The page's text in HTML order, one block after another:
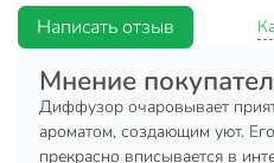
Объем, мл
Бренд
Страна производства
Написать отзыв
Мнение
Диффузор очаровывает
ароматом, создающим уют.
прекрасно вписывается в